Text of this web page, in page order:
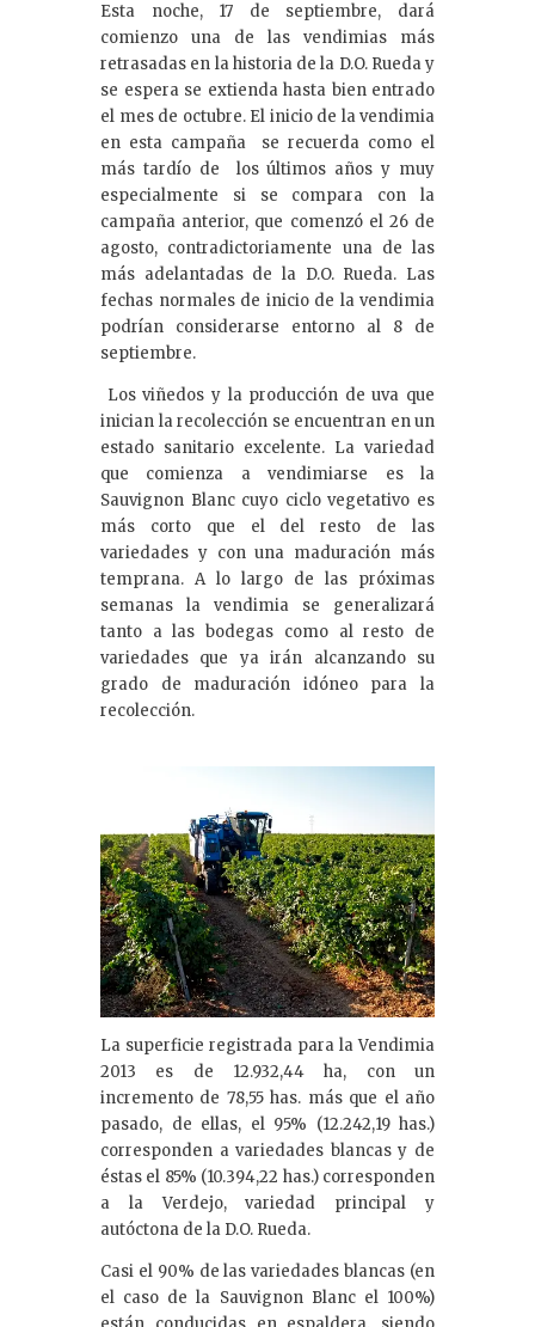
Esta noche, 17 de septiembre, dará
comienzo una de las vendimias más
retrasadas en la historia de la D.O. Rueda y
se espera se extienda hasta bien entrado
el mes de octubre. El inicio de la vendimia
en esta campaña se recuerda como el
más tardío de los últimos años y muy
especialmente si se compara con la
campaña anterior, que comenzó el 26 de
agosto, contradictoriamente una de las
más adelantadas de la D.O. Rueda. Las
fechas normales de inicio de la vendimia
podrían considerarse entorno al 8 de
septiembre.
Los viñedos y la producción de uva que
inician la recolección se encuentran en un
estado sanitario excelente. La variedad
que comienza a vendimiarse es la
Sauvignon Blanc cuyo ciclo vegetativo es
más corto que el del resto de las
variedades y con una maduración más
temprana. A lo largo de las próximas
semanas la vendimia se generalizará
tanto a las bodegas como al resto de
variedades que ya irán alcanzando su
grado de maduración idóneo para la
recolección.
La superficie registrada para la Vendimia
2013 es de 12.932,44 ha, con un
incremento de 78,55 has. más que el año
pasado, de ellas, el 95% (12.242,19 has.)
corresponden a variedades blancas y de
éstas el 85% (10.394,22 has.) corresponden
a la Verdejo, variedad principal y
autóctona de la D.O. Rueda.
Casi el 90% de las variedades blancas (en
el caso de la Sauvignon Blanc el 100%)